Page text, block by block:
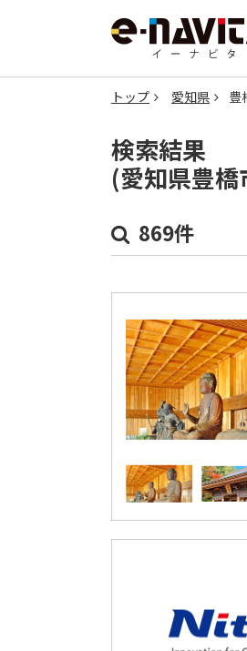
トップ 愛知県 豊
検索結果
(愛知県豊橋
869件